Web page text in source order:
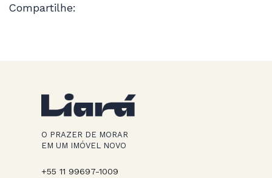
Compartilhe:
O PRAZER DE MORAR
EM UM IMÓVEL NOVO
+55 11 99697-1009